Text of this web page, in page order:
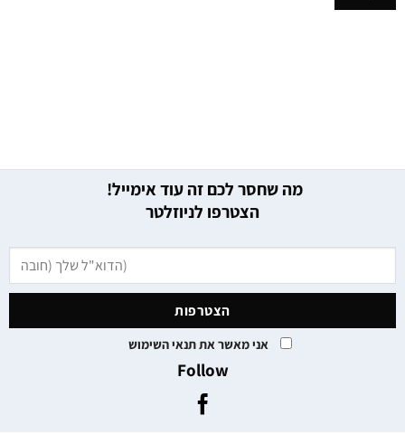
מה שחסר לכם זה עוד אימייל!
הצטרפו לניוזלטר
אני מאשר את תנאי השימוש
Follow